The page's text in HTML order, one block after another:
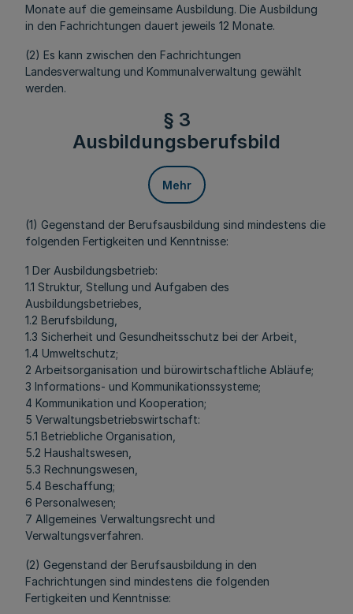
Monate auf die gemeinsame Ausbildung. Die Ausbildung
in den Fachrichtungen dauert jeweils 12 Monate.
(2) Es kann zwischen den Fachrichtungen
Landesverwaltung und Kommunalverwaltung gewählt
werden.
§ 3
Ausbildungsberufsbild
Mehr
(1) Gegenstand der Berufsausbildung sind mindestens die
folgenden Fertigkeiten und Kenntnisse:
1 Der Ausbildungsbetrieb:
1.1 Struktur, Stellung und Aufgaben des
Ausbildungsbetriebes,
1.2 Berufsbildung,
1.3 Sicherheit und Gesundheitsschutz bei der Arbeit,
1.4 Umweltschutz;
2 Arbeitsorganisation und bürowirtschaftliche Abläufe;
3 Informations- und Kommunikationssysteme;
4 Kommunikation und Kooperation;
5 Verwaltungsbetriebswirtschaft:
5.1 Betriebliche Organisation,
5.2 Haushaltswesen,
5.3 Rechnungswesen,
5.4 Beschaffung;
6 Personalwesen;
7 Allgemeines Verwaltungsrecht und
Verwaltungsverfahren.
(2) Gegenstand der Berufsausbildung in den
Fachrichtungen sind mindestens die folgenden
Fertigkeiten und Kenntnisse: